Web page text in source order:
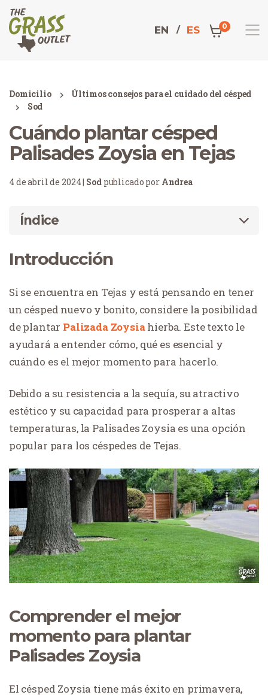
EN ES 0
Domicilio
Últimos consejos para el cuidado del césped
Sod
Cuándo plantar césped
Palisades Zoysia en Tejas
4 de abril de 2024 | Sod publicado por Andrea
Índice
Introducción
Si se encuentra en Tejas y está pensando en tener
un césped nuevo y bonito, considere la posibilidad
de plantar Palizada Zoysiahierba. Este texto le
ayudará a entender cómo, qué es esencial y
cuándo es el mejor momento para hacerlo.
Debido a su resistencia a la sequía, su atractivo
estético y su capacidad para prosperar a altas
temperaturas, la Palisades Zoysia es una opción
popular para los céspedes de Tejas.
Comprender el mejor
momento para plantar
Palisades Zoysia
El césped Zoysia tiene más éxito en primavera,